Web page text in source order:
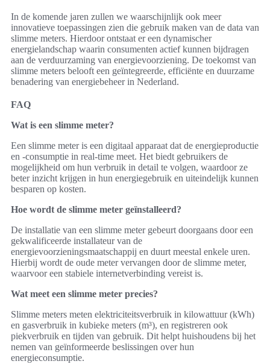
In de komende jaren zullen we waarschijnlijk ook meer
innovatieve toepassingen zien die gebruik maken van de data van
slimme meters. Hierdoor ontstaat er een dynamischer
energielandschap waarin consumenten actief kunnen bijdragen
aan de verduurzaming van energievoorziening. De toekomst van
slimme meters belooft een geïntegreerde, efficiënte en duurzame
benadering van energiebeheer in Nederland.
FAQ
Wat is een slimme meter?
Een slimme meter is een digitaal apparaat dat de energieproductie
en -consumptie in real-time meet. Het biedt gebruikers de
mogelijkheid om hun verbruik in detail te volgen, waardoor ze
beter inzicht krijgen in hun energiegebruik en uiteindelijk kunnen
besparen op kosten.
Hoe wordt de slimme meter geïnstalleerd?
De installatie van een slimme meter gebeurt doorgaans door een
gekwalificeerde installateur van de
energievoorzieningsmaatschappij en duurt meestal enkele uren.
Hierbij wordt de oude meter vervangen door de slimme meter,
waarvoor een stabiele internetverbinding vereist is.
Wat meet een slimme meter precies?
Slimme meters meten elektriciteitsverbruik in kilowattuur (kWh)
en gasverbruik in kubieke meters (m³), en registreren ook
piekverbruik en tijden van gebruik. Dit helpt huishoudens bij het
nemen van geïnformeerde beslissingen over hun
energieconsumptie.